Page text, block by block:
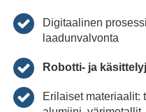
Digitaalinen
laadunvalvonta
Robotti- ja
Erilaiset materiaalit: